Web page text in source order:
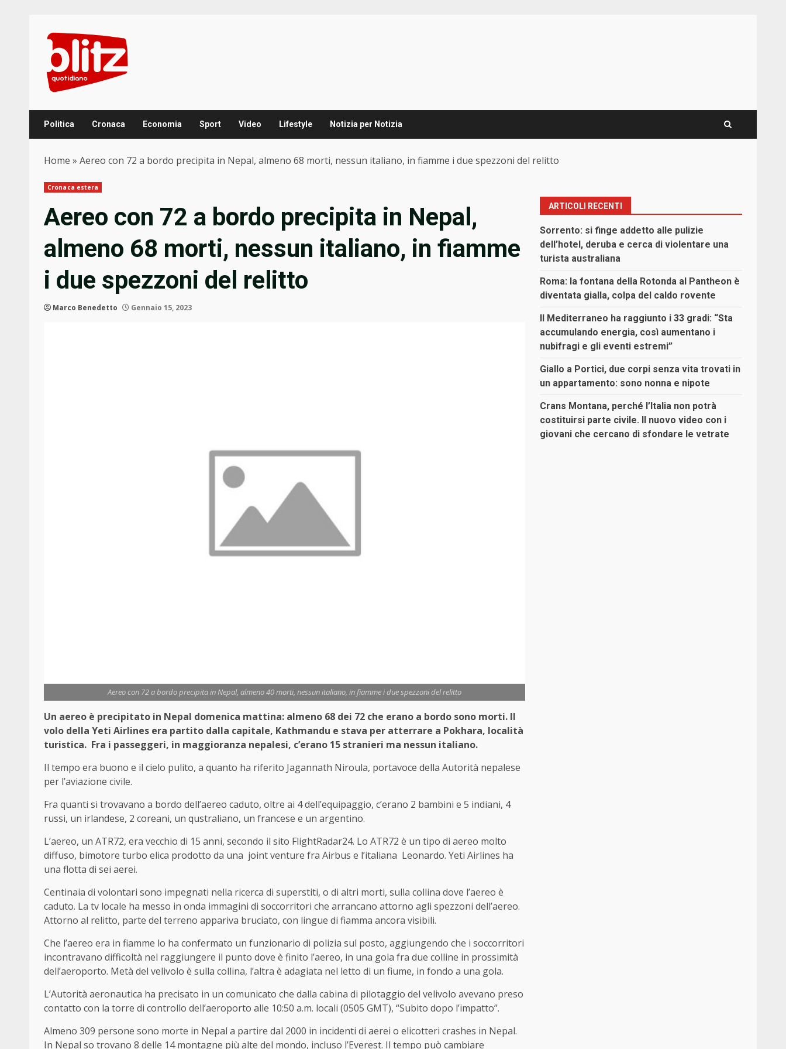
content
Politica Cronaca Economia Sport Video Lifestyle Notizia per Notizia
Home » Aereo con 72 a bordo precipita in Nepal, almeno 68 morti, nessun italiano, in fiamme i due spezzoni del relitto
Cronaca estera
Aereo con 72 a bordo precipita in Nepal,
almeno 68 morti, nessun italiano, in fiamme
i due spezzoni del relitto
Marco Benedetto Gennaio 15, 2023
Aereo con 72 a bordo precipita in Nepal, almeno 40 morti, nessun italiano, in fiamme i due spezzoni del relitto
Un aereo è precipitato in Nepal domenica mattina: almeno 68 dei 72 che erano a bordo sono morti. Il
volo della Yeti Airlines era partito dalla capitale, Kathmandu e stava per atterrare a Pokhara, località
turistica. Fra i passeggeri, in maggioranza nepalesi, c’erano 15 stranieri ma nessun italiano.
Il tempo era buono e il cielo pulito, a quanto ha riferito Jagannath Niroula, portavoce della Autorità nepalese
per l’aviazione civile.
Fra quanti si trovavano a bordo dell’aereo caduto, oltre ai 4 dell’equipaggio, c’erano 2 bambini e 5 indiani, 4
russi, un irlandese, 2 coreani, un qustraliano, un francese e un argentino.
L’aereo, un ATR72, era vecchio di 15 anni, secondo il sito FlightRadar24. Lo ATR72 è un tipo di aereo molto
diffuso, bimotore turbo elica prodotto da una joint venture fra Airbus e l’italiana Leonardo. Yeti Airlines ha
una flotta di sei aerei.
Centinaia di volontari sono impegnati nella ricerca di superstiti, o di altri morti, sulla collina dove l’aereo è
caduto. La tv locale ha messo in onda immagini di soccorritori che arrancano attorno agli spezzoni dell’aereo.
Attorno al relitto, parte del terreno appariva bruciato, con lingue di fiamma ancora visibili.
Che l’aereo era in fiamme lo ha confermato un funzionario di polizia sul posto, aggiungendo che i soccorritori
incontravano difficoltà nel raggiungere il punto dove è finito l’aereo, in una gola fra due colline in prossimità
dell’aeroporto. Metà del velivolo è sulla collina, l’altra è adagiata nel letto di un fiume, in fondo a una gola.
L’Autorità aeronautica ha precisato in un comunicato che dalla cabina di pilotaggio del velivolo avevano preso
contatto con la torre di controllo dell’aeroporto alle 10:50 a.m. locali (0505 GMT), “Subito dopo l’impatto”.
Almeno 309 persone sono morte in Nepal a partire dal 2000 in incidenti di aerei o elicotteri crashes in Nepal.
In Nepal so trovano 8 delle 14 montagne più alte del mondo, incluso l’Everest. Il tempo può cambiare
ARTICOLI RECENTI
Sorrento: si finge addetto alle pulizie
dell’hotel, deruba e cerca di violentare una
turista australiana
Roma: la fontana della Rotonda al Pantheon è
diventata gialla, colpa del caldo rovente
Il Mediterraneo ha raggiunto i 33 gradi: “Sta
accumulando energia, così aumentano i
nubifragi e gli eventi estremi”
Giallo a Portici, due corpi senza vita trovati in
un appartamento: sono nonna e nipote
Crans Montana, perché l’Italia non potrà
costituirsi parte civile. Il nuovo video con i
giovani che cercano di sfondare le vetrate